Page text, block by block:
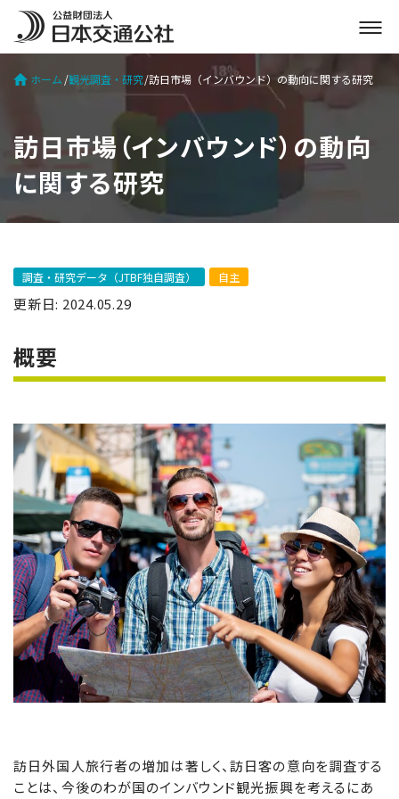
メ
ニ
ュ
ー
開
く
ホーム 観光調査・研究 訪日市場（インバウンド）の動向に関する研究
訪日市場（インバウンド）の動向
に関する研究
調査・研究データ（JTBF独自調査） 自主
更新日: 2024.05.29
概要
訪日外国人旅行者の増加は著しく、訪日客の意向を調査する
ことは、今後のわが国のインバウンド観光振興を考えるにあ